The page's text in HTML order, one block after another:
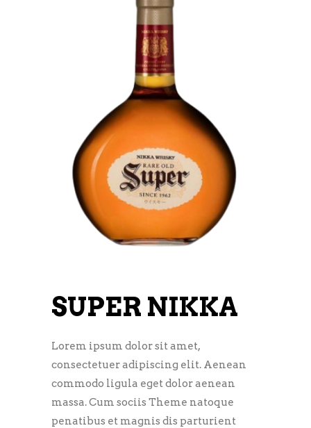
SUPER NIKKA
Lorem ipsum dolor sit amet,
consectetuer adipiscing elit. Aenean
commodo ligula eget dolor aenean
massa. Cum sociis Theme natoque
penatibus et magnis dis parturient